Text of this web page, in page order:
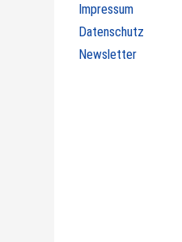
Impressum
Datenschutz
Newsletter